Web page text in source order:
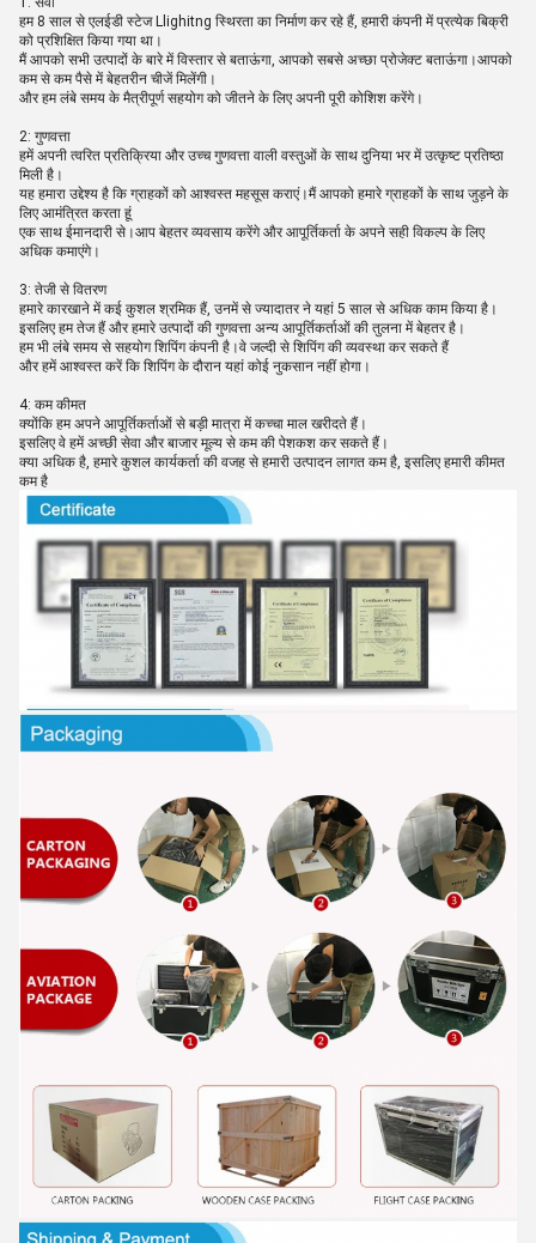
हम 8 साल से एलईडी स्टेज Llighitng स्थिरता का निर्माण कर रहे हैं, हमारी कंपनी में प्रत्येक बिक्री
को प्रशिक्षित किया गया था।
मैं आपको सभी उत्पादों के बारे में विस्तार से बताऊंगा, आपको सबसे अच्छा प्रोजेक्ट बताऊंगा।आपको
कम से कम पैसे में बेहतरीन चीजें मिलेंगी।
और हम लंबे समय के मैत्रीपूर्ण सहयोग को जीतने के लिए अपनी पूरी कोशिश करेंगे।
2: गुणवत्ता
हमें अपनी त्वरित प्रतिक्रिया और उच्च गुणवत्ता वाली वस्तुओं के साथ दुनिया भर में उत्कृष्ट प्रतिष्ठा
मिली है।
यह हमारा उद्देश्य है कि ग्राहकों को आश्वस्त महसूस कराएं।मैं आपको हमारे ग्राहकों के साथ जुड़ने के
लिए आमंत्रित करता हूं
एक साथ ईमानदारी से।आप बेहतर व्यवसाय करेंगे और आपूर्तिकर्ता के अपने सही विकल्प के लिए
अधिक कमाएंगे।
3: तेजी से वितरण
हमारे कारखाने में कई कुशल श्रमिक हैं, उनमें से ज्यादातर ने यहां 5 साल से अधिक काम किया है।
इसलिए हम तेज हैं और हमारे उत्पादों की गुणवत्ता अन्य आपूर्तिकर्ताओं की तुलना में बेहतर है।
हम भी लंबे समय से सहयोग शिपिंग कंपनी है।वे जल्दी से शिपिंग की व्यवस्था कर सकते हैं
और हमें आश्वस्त करें कि शिपिंग के दौरान यहां कोई नुकसान नहीं होगा।
4: कम कीमत
क्योंकि हम अपने आपूर्तिकर्ताओं से बड़ी मात्रा में कच्चा माल खरीदते हैं।
इसलिए वे हमें अच्छी सेवा और बाजार मूल्य से कम की पेशकश कर सकते हैं।
क्या अधिक है, हमारे कुशल कार्यकर्ता की वजह से हमारी उत्पादन लागत कम है, इसलिए हमारी कीमत
कम है